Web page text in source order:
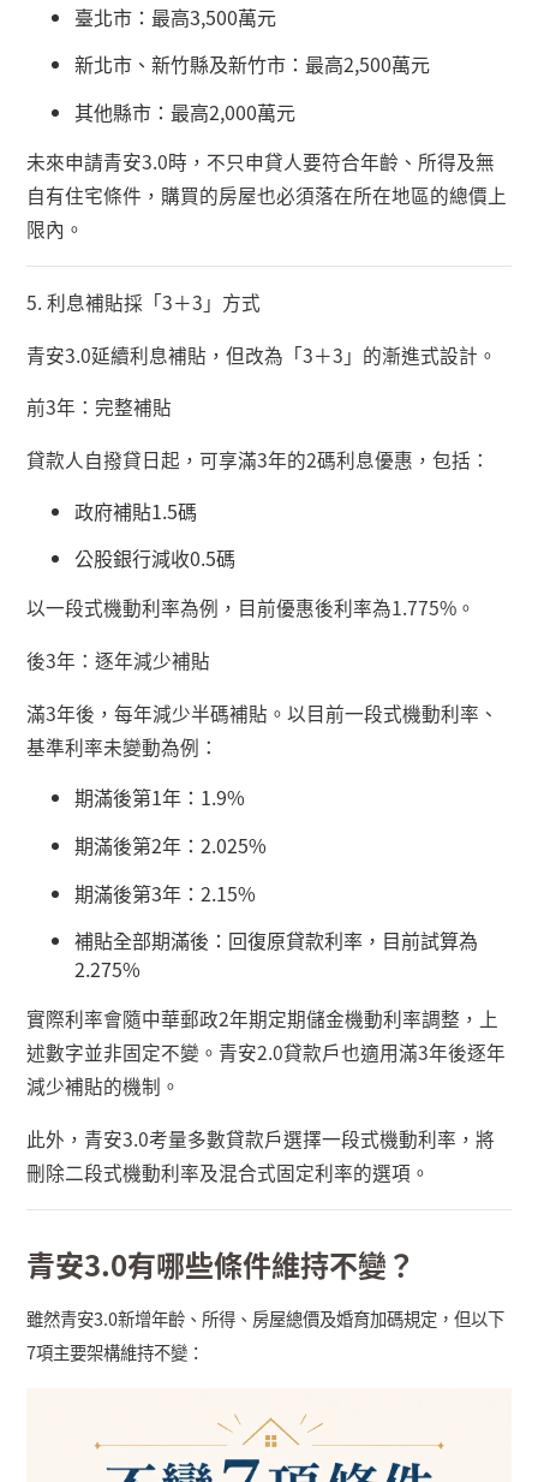
臺北市：最高3,500萬元
新北市、新竹縣及新竹市：最高2,500萬元
其他縣市：最高2,000萬元
未來申請青安3.0時，不只申貸人要符合年齡、所得及無
自有住宅條件，購買的房屋也必須落在所在地區的總價上
限內。
5.利息補貼採「3＋3 」方式
青安3.0延續利息補貼，但改為「3＋3 」的漸進式設計。
前3年：完整補貼
貸款人自撥貸日起，可享滿3年的2碼利息優惠，包括：
政府補貼1.5碼
公股銀行減收0.5碼
以一段式機動利率為例，目前優惠後利率為1.775% 。
後3年：逐年減少補貼
滿3年後，每年減少半碼補貼。以目前一段式機動利率、
基準利率未變動為例：
期滿後第1年： 1.9%
期滿後第2年：2.025%
期滿後第3年：2.15%
補貼全部期滿後：回復原貸款利率，目前試算為
2.275%
實際利率會隨中華郵政2年期定期儲金機動利率調整，上
述數字並非固定不變。青安2.0貸款戶也適用滿3年後逐年
減少補貼的機制。
此外，青安3.0考量多數貸款戶選擇一段式機動利率，將
刪除二段式機動利率及混合式固定利率的選項。
青安3.0有哪些條件維持不變？
雖然青安3.0新增年齡、所得、房屋總價及婚育加碼規定，但以下
7項主要架構維持不變：